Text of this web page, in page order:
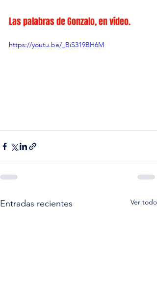
Las palabras de Gonzalo, en vídeo.
https://youtu.be/_BiS319BH6M
Entradas recientes Ver todo